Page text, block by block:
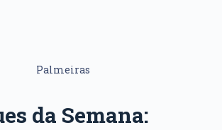
Palmeiras
da Semana: